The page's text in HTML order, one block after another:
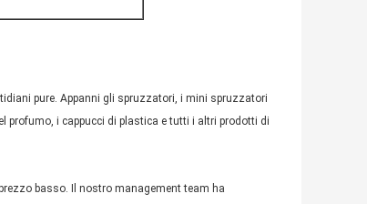
pure. Appanni gli spruzzatori, i mini spruzzatori
profumo, i cappucci di plastica e tutti i altri prodotti di
basso. Il nostro management team ha